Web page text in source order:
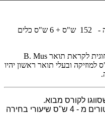
סה"כ לימודים במסלול כלי הקשה - 152 ש"ס + 6 ש"ס כלים
לקראת תואר B. Mus
ובעלי תואר ראשון יהיו
לקורס מבוא.
המשתתפים בקורס זה יהיו פטורים מ - 4 ש"ס שיעורי בחירה